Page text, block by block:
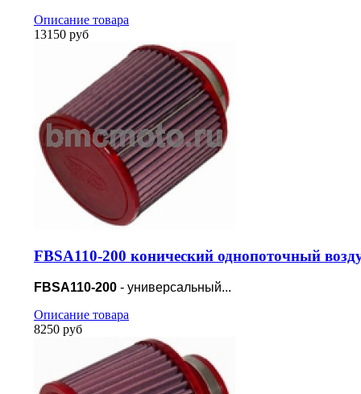
Описание товара
13150 руб
FBSA110-200 конический однопоточный
FBSA110-200 - универсальный...
Описание товара
8250 руб